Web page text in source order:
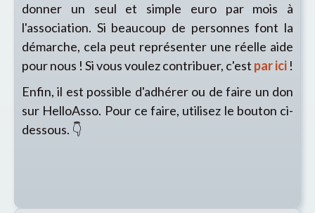
donner un seul et simple euro par mois à
l'association. Si beaucoup de personnes font la
démarche, cela peut représenter une réelle aide
pour nous ! Si vous voulez contribuer, c'est par ici !
Enfin, il est possible d'adhérer ou de faire un don
sur HelloAsso. Pour ce faire, utilisez le bouton ci-
dessous. 👇